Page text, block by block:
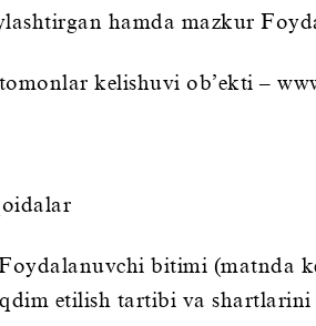
hamda mazkur
kelishuvi ob’ekti –
bitimi (matnda
etilish tartibi va shartlarini